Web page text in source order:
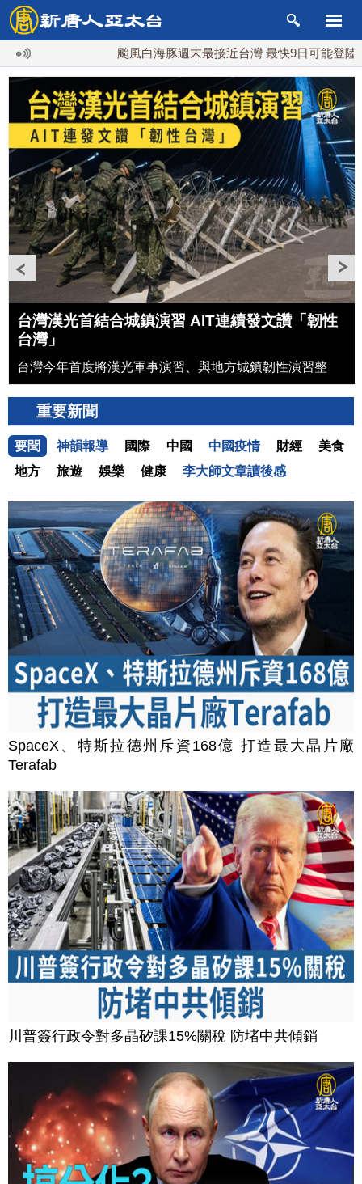
颱風白海豚週末最接近台灣 最快9日可能登陸中國 台
搞分化？美情報：普京最快今秋 試探攻擊北約盟
國
俄羅斯日前又一度大規模空襲基輔，烏克蘭沒有能攔截下
任何一枚飛彈。烏克蘭總統澤連斯基呼籲盟友，盡快提供
更多「愛國者」飛彈。北約已承諾緊急支援。另外，美國
情報顯示，俄羅斯總統普京可能最快在今年秋季，對北約
成員國發動網攻，或小規模地面入侵等有限攻擊，來測試
北約的防衛決心。
重要新聞
要聞 神韻報導 國際 中國 中國疫情 財經
美食
地方
旅遊 娛樂 健康 李大師文章讀後感
SpaceX、特斯拉德州斥資168億 打造最大晶片廠
Terafab
川普簽行政令對多晶矽課15%關稅 防堵中共傾銷